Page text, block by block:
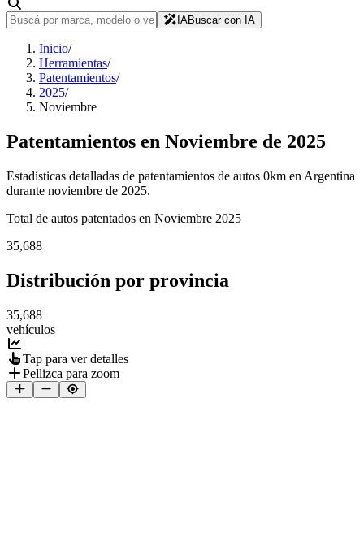
IABuscar con IA
Inicio/
Herramientas/
Patentamientos/
2025/
Noviembre
Patentamientos en Noviembre de 2025
Estadísticas detalladas de patentamientos de autos 0km en Argentina
durante noviembre de 2025.
Total de autos patentados en Noviembre 2025
35,688
Distribución por provincia
35,688
vehículos
Tap para ver detalles
Pellizca para zoom